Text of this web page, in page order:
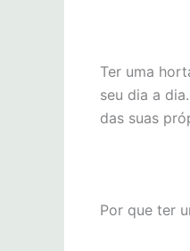
Ter uma
seu dia a
das suas
Por que ter